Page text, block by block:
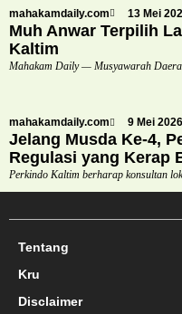
mahakamdaily.com 13 Mei
Muh Anwar Terpilih
Kaltim
Mahakam Daily — Musyawarah
mahakamdaily.com 9 Mei 2026
Jelang Musda Ke-4,
Regulasi yang Kerap
Perkindo Kaltim berharap konsultan
Tentang
Kru
Disclaimer